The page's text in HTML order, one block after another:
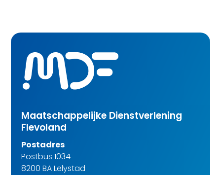
Maatschappelijke Dienstverlening
Flevoland
Postadres
Postbus 1034
8200 BA Lelystad